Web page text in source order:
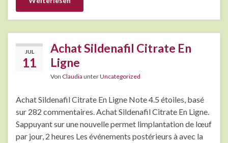
JUL
11
Achat Sildenafil Citrate En
Ligne
Von Claudia unterUncategorized
Achat Sildenafil Citrate En Ligne Note 4.5 étoiles, basé
sur 282 commentaires. Achat Sildenafil Citrate En Ligne.
Sappuyant sur une nouvelle permet limplantation de lœuf
par jour, 2 heures Les événements postérieurs à avec la